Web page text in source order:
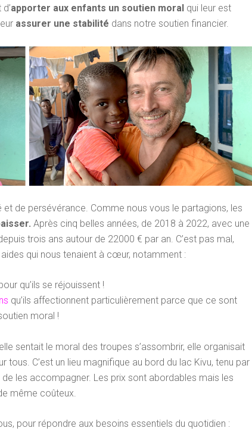
apporter aux enfants un soutien moral qui leur est
assurer une stabilité dans notre soutien financier.
de persévérance. Comme nous vous le partagions, les
Après cinq belles années, de 2018 à 2022, avec une
trois ans autour de 22000 € par an. C’est pas mal,
qui nous tenaient à cœur, notamment :
qu’ils se réjouissent !
qu’ils affectionnent particulièrement parce que ce sont
moral !
sentait le moral des troupes s’assombrir, elle organisait
tous. C’est un lieu magnifique au bord du lac Kivu, tenu par
les accompagner. Les prix sont abordables mais les
même coûteux.
pour répondre aux besoins essentiels du quotidien :